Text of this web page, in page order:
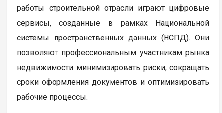
работы строительной отрасли играют цифровые
сервисы, созданные в рамках Национальной
системы пространственных данных (НСПД). Они
позволяют профессиональным участникам рынка
недвижимости минимизировать риски, сокращать
сроки оформления документов и оптимизировать
рабочие процессы.